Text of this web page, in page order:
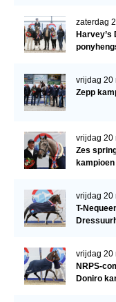
zaterdag
Harvey’s
vrijdag 20
Zepp
vrijdag 20
Zes
kampioen
vrijdag 20
T-
vrijdag 20
NRPS-
Doniro